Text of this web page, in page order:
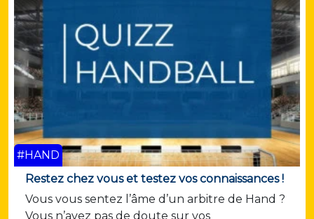
#HAND
Restez chez vous et testez vos connaissances !
Vous vous sentez l’âme d’un arbitre de Hand ?
Vous n’avez pas de doute sur vos